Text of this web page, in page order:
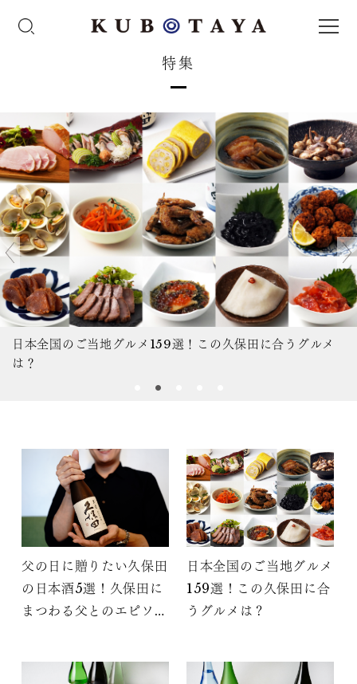
特集
日本全国のご当地グルメ159選！この久保田に合うグルメ
は？
父の日に贈りたい久保田
の日本酒5選！久保田に
まつわる父とのエピソー
日本全国のご当地グルメ
159選！この久保田に合
うグルメは？